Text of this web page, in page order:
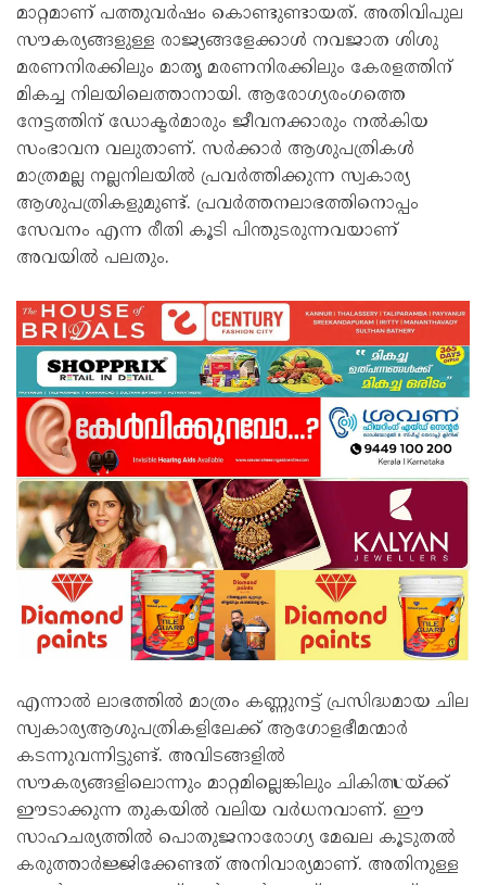
മാറ്റമാണ് പത്തുവർഷം കൊണ്ടുണ്ടായത്. അതിവിപുല
സൗകര്യങ്ങളുള്ള രാജ്യങ്ങളേക്കാൾ നവജാത ശിശു
മരണനിരക്കിലും മാതൃ മരണനിരക്കിലും കേരളത്തിന്
മികച്ച നിലയിലെത്താനായി. ആരോഗ്യരംഗത്തെ
നേട്ടത്തിന് ഡോക്ടർമാരും ജീവനക്കാരും നൽകിയ
സംഭാവന വലുതാണ്. സർക്കാർ ആശുപത്രികൾ
മാത്രമല്ല നല്ലനിലയിൽ പ്രവർത്തിക്കുന്ന സ്വകാര്യ
ആശുപത്രികളുമുണ്ട്. പ്രവർത്തനലാഭത്തിനൊപ്പം
സേവനം എന്ന രീതി കൂടി പിന്തുടരുന്നവയാണ്
അവയിൽ പലതും.
എന്നാൽ ലാഭത്തിൽ മാത്രം കണ്ണുനട്ട് പ്രസിദ്ധമായ ചില
സ്വകാര്യആശുപത്രികളിലേക്ക് ആഗോളഭീമന്മാർ
കടന്നുവന്നിട്ടുണ്ട്. അവിടങ്ങളിൽ
സൗകര്യങ്ങളിലൊന്നും മാറ്റമില്ലെങ്കിലും ചികിത്സയ്ക്ക്
ഈടാക്കുന്ന തുകയിൽ വലിയ വർധനവാണ്. ഈ
സാഹചര്യത്തിൽ പൊതുജനാരോഗ്യ മേഖല കൂടുതൽ
കരുത്താർജ്ജിക്കേണ്ടത് അനിവാര്യമാണ്. അതിനുള്ള